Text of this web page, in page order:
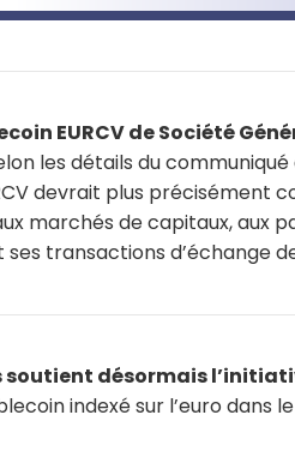
EURCV de Société
les détails du
devrait plus précisément
marchés de capitaux, aux
ses transactions d’échange
soutient désormais
indexé sur l’euro dans